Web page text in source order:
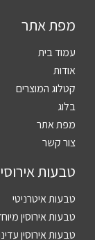
מפת אתר
עמוד בית
אודות
קטלוג המוצרים
בלוג
מפת אתר
צור קשר
טבעות
טבעות איטרניטי
טבעות אירוסין
טבעות אירוסין